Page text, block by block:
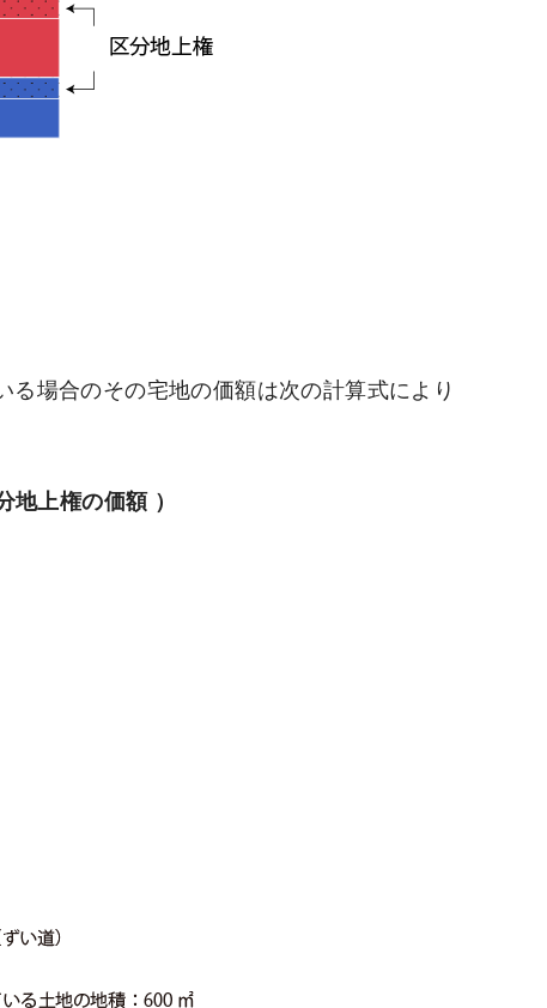
場合のその宅地の価額は次の計算式により
上権の価額 ）